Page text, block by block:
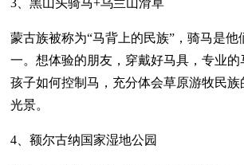
蒙古族被称为“马背上的民族”，骑马是他
一。想体验的朋友，穿戴好马具，专业
孩子如何控制马，充分体会草原游牧民
光景。
4、额尔古纳国家湿地公园